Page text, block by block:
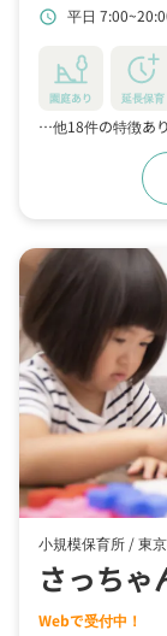
schedule 平日
園庭あり 延長保育
…他18件の特徴あり
小規模保育所 /東
さっちゃ
Webで受付中！